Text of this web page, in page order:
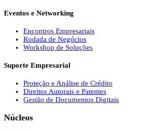
Eventos e Networking
Encontros Empresariais
Rodada de Negócios
Workshop de Soluções
Suporte Empresarial
Proteção e Análise de Crédito
Direitos Autorais e Patentes
Gestão de Documentos Digitais
Núcleos